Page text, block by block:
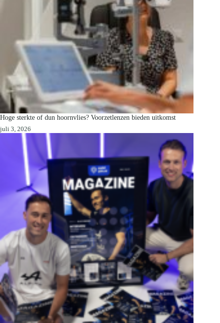
Hoge sterkte of dun hoornvlies? Voorzetlenzen bieden uitkomst
juli 3, 2026